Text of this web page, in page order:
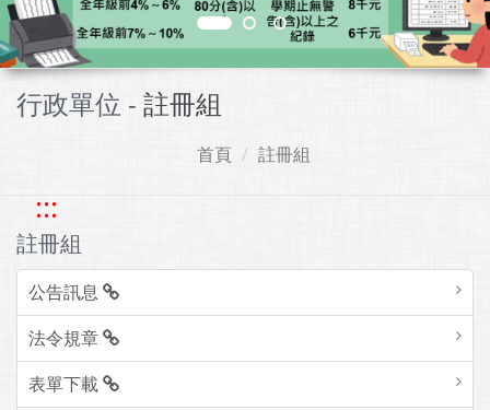
行政單位 - 註冊組
首頁 註冊組
:::
註冊組
公告訊息
法令規章
表單下載